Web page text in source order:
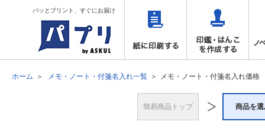
パッとプリント、すぐにお届け
ホーム メモ・ノート・付箋名入れ一覧 メモ・ノート・付箋名入れ価格
簡易商品トップ 商品を